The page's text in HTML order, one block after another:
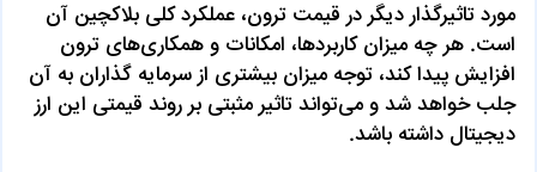
مورد تاثیرگذار دیگر در قیمت ترون، عملکرد کلی بلاکچین آن
است. هر چه میزان کاربردها، امکانات و همکاری‌های ترون
افزایش پیدا کند، توجه میزان بیشتری از سرمایه گذاران به آن
جلب خواهد شد و می‌تواند تاثیر مثبتی بر روند قیمتی این ارز
دیجیتال داشته باشد.